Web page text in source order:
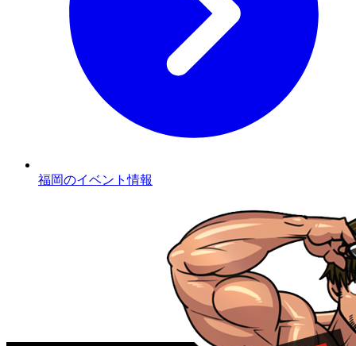
福岡のイベント情報